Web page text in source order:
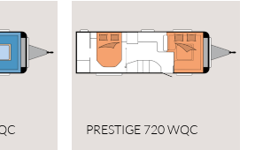
PRESTIGE 720 WQC